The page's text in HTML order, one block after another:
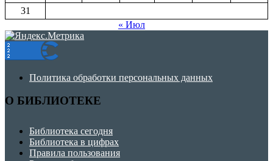
31
« Июл
Политика обработки персональных данных
О БИБЛИОТЕКЕ
Библиотека сегодня
Библиотека в цифрах
Правила пользования